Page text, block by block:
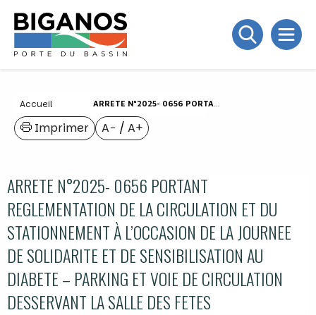
Accueil ARRETE N°2025- 0656 PORTANT REGLEMENTATION DE LA CIRCULATION ET DU STATIONNEMENT À L’OCCASION DE LA JOURNEE DE SOLIDARITE ET DE SENSIBILISATION AU DIABETE – PARKING ET VOIE DE CIRCULATION DESSERVANT LA SALLE DES FETES
A− / A+
Imprimer
ARRETE N°2025- 0656 PORTANT
REGLEMENTATION DE LA CIRCULATION ET DU
STATIONNEMENT À L’OCCASION DE LA JOURNEE
DE SOLIDARITE ET DE SENSIBILISATION AU
DIABETE – PARKING ET VOIE DE CIRCULATION
DESSERVANT LA SALLE DES FETES